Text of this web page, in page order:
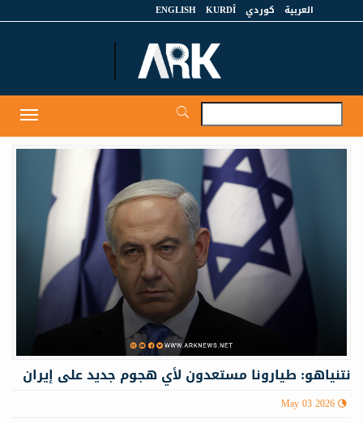
العربية كوردي KURDÎ
ENGLISH
نتنياهو: طيارونا مستعدون لأي هجوم جديد على إيران
May 03 2026